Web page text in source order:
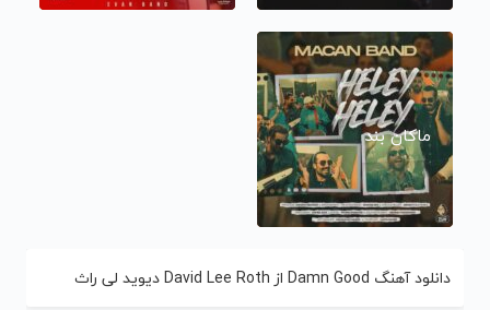
ماکان بند
دانلود آهنگ Damn Good از David Lee Roth دیوید لی راث